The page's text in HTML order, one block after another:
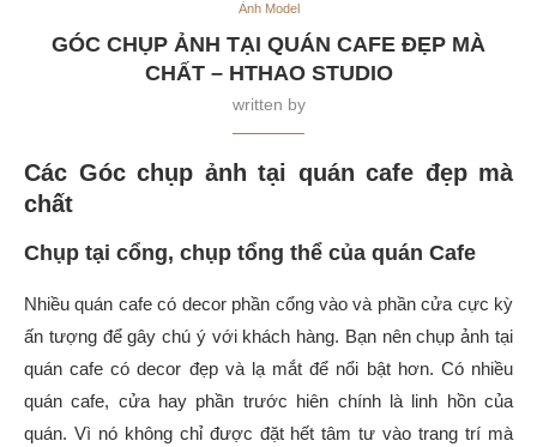
Ảnh Model
GÓC CHỤP ẢNH TẠI QUÁN CAFE ĐẸP MÀ
CHẤT – HTHAO STUDIO
written by
Các Góc chụp ảnh tại quán cafe đẹp mà
chất
Chụp tại cổng, chụp tổng thể của quán Cafe
Nhiều quán cafe có decor phần cổng vào và phần cửa cực kỳ
ấn tượng để gây chú ý với khách hàng. Bạn nên chụp ảnh tại
quán cafe có decor đẹp và lạ mắt để nổi bật hơn. Có nhiều
quán cafe, cửa hay phần trước hiên chính là linh hồn của
quán. Vì nó không chỉ được đặt hết tâm tư vào trang trí mà